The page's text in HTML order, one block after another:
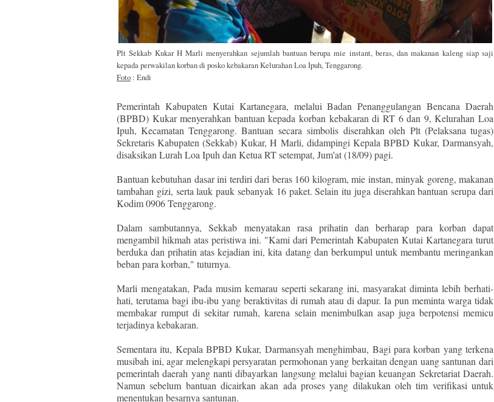
Plt Sekkab Kukar H Marli menyerahkan sejumlah bantuan berupa mie instant, beras, dan makanan kaleng siap saji
kepada perwakilan korban di posko kebakaran Kelurahan Loa Ipuh, Tenggarong.
Foto : Endi
Pemerintah Kabupaten Kutai Kartanegara, melalui Badan Penanggulangan Bencana Daerah
(BPBD) Kukar menyerahkan bantuan kepada korban kebakaran di RT 6 dan 9, Kelurahan Loa
Ipuh, Kecamatan Tenggarong. Bantuan secara simbolis diserahkan oleh Plt (Pelaksana tugas)
Sekretaris Kabupaten (Sekkab) Kukar, H Marli, didampingi Kepala BPBD Kukar, Darmansyah,
disaksikan Lurah Loa Ipuh dan Ketua RT setempat, Jum'at (18/09) pagi.
Bantuan kebutuhan dasar ini terdiri dari beras 160 kilogram, mie instan, minyak goreng, makanan
tambahan gizi, serta lauk pauk sebanyak 16 paket. Selain itu juga diserahkan bantuan serupa dari
Kodim 0906 Tenggarong.
Dalam sambutannya, Sekkab menyatakan rasa prihatin dan berharap para korban dapat
mengambil hikmah atas peristiwa ini. "Kami dari Pemerintah Kabupaten Kutai Kartanegara turut
berduka dan prihatin atas kejadian ini, kita datang dan berkumpul untuk membantu meringankan
beban para korban," tuturnya.
Marli mengatakan, Pada musim kemarau seperti sekarang ini, masyarakat diminta lebih berhati-
hati, terutama bagi ibu-ibu yang beraktivitas di rumah atau di dapur. Ia pun meminta warga tidak
membakar rumput di sekitar rumah, karena selain menimbulkan asap juga berpotensi memicu
terjadinya kebakaran.
Sementara itu, Kepala BPBD Kukar, Darmansyah menghimbau, Bagi para korban yang terkena
musibah ini, agar melengkapi persyaratan permohonan yang berkaitan dengan uang santunan dari
pemerintah daerah yang nanti dibayarkan langsung melalui bagian keuangan Sekretariat Daerah.
Namun sebelum bantuan dicairkan akan ada proses yang dilakukan oleh tim verifikasi untuk
menentukan besarnya santunan.